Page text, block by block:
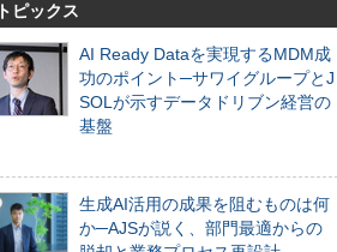
トピックス
AI Ready Dataを実現するMDM成
功のポイント─サワイグループとJ
SOLが示すデータドリブン経営の
基盤
生成AI活用の成果を阻むものは何
か─AJSが説く、部門最適からの